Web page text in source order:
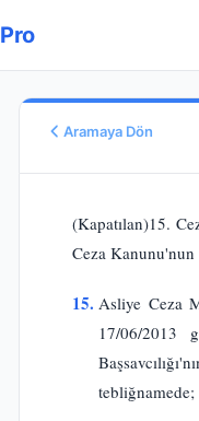
Pro
Aramaya Dön
Karar No
2013/15987
Karar Sonucu
BOZULMASINA
Hukuk Alanı
(Kapatılan)15.
Ceza Kanunu'nun
15. Asliye Ceza
17/06/2013
tebliğnamede;